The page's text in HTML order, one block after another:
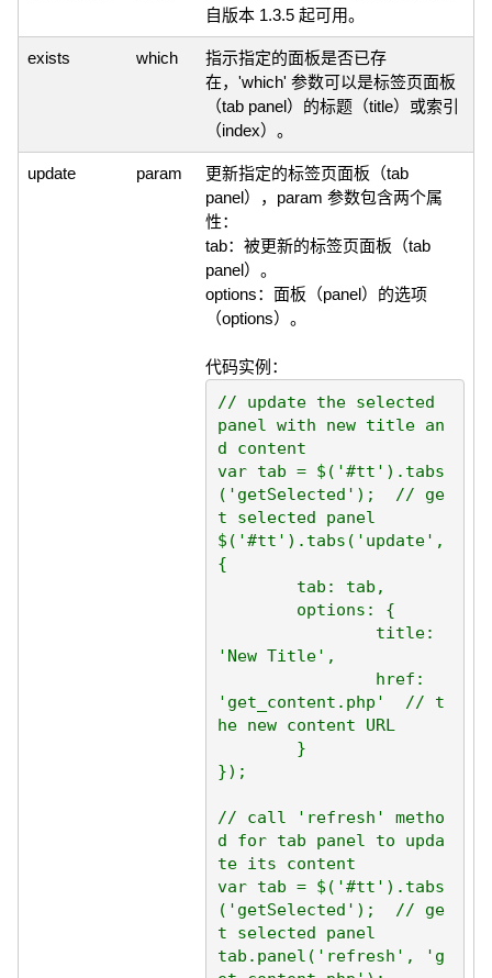
自版本 1.3.5 起可用。
exists which
指示指定的面板是否已存
在，'which' 参数可以是标签页面板
（tab panel）的标题（title）或索引
（index）。
update param
更新指定的标签页面板（tab
panel），param 参数包含两个属
性：
tab：被更新的标签页面板（tab
panel）。
options：面板（panel）的选项
（options）。
代码实例：
// update the selected
panel with new title an
d content
var tab = $('#tt').tabs
('getSelected');  // ge
t selected panel
$('#tt').tabs('update',
{
'New Title',
'get_content.php'  // t
he new content URL
});
// call 'refresh' metho
d for tab panel to upda
te its content
var tab = $('#tt').tabs
('getSelected');  // ge
t selected panel
tab.panel('refresh', 'g